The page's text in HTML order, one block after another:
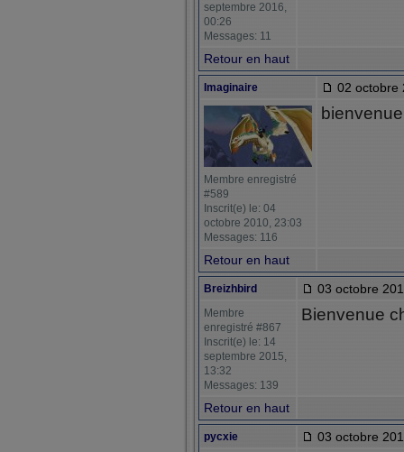
septembre 2016,
00:26
Messages: 11
Retour en haut
Imaginaire 02 octobre
Membre enregistré
#589
Inscrit(e) le: 04
octobre 2010, 23:03
Messages: 116
Retour en haut
Breizhbird 03 octobre
Membre
enregistré #867
Inscrit(e) le: 14
septembre 2015,
13:32
Messages: 139
Bienvenue
Retour en haut
pycxie 03 octobre